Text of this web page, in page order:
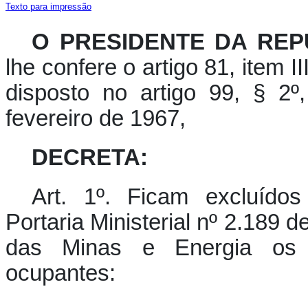
Texto para impressão
O PRESIDENTE DA
lhe confere o artigo 81, item
disposto no artigo 99, §
fevereiro de 1967,
DECRETA:
Art. 1º. Ficam
Portaria Ministerial nº 2.189
das Minas e Energia os
ocupantes: